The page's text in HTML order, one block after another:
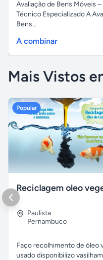
Avaliação de Bens Móveis
Técnico Especializado A
Bens...
A combinar
Mais Vistos
Popular
Reciclagem oleo
Paulista
Pernambuco
Faço recolhimento de óleo
usado disponibilizo